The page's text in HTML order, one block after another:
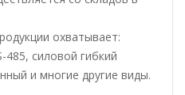
охватывает:
485, силовой гибкий
и многие другие виды.